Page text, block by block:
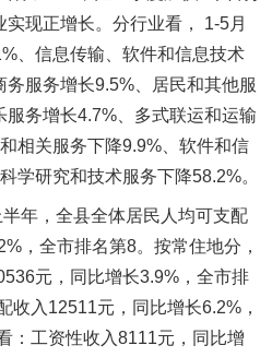
现正增长。分行业看， 1-5月
、信息传输、软件和信息技术
服务增长9.5%、居民和其他服
务增长4.7%、多式联运和运输
相关服务下降9.9%、软件和信
学研究和技术服务下降58.2%。
年，全县全体居民人均可支配
，全市排名第8。按常住地分，
元，同比增长3.9%，全市排
收入12511元，同比增长6.2%，
：工资性收入8111元，同比增